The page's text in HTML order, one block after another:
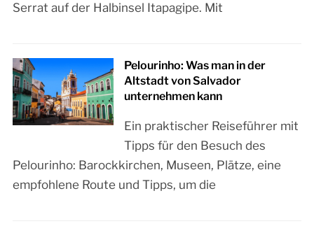
Serrat auf der Halbinsel Itapagipe. Mit
Pelourinho: Was man in der
Altstadt von Salvador
unternehmen kann
Ein praktischer Reiseführer mit
Tipps für den Besuch des
Pelourinho: Barockkirchen, Museen, Plätze, eine
empfohlene Route und Tipps, um die